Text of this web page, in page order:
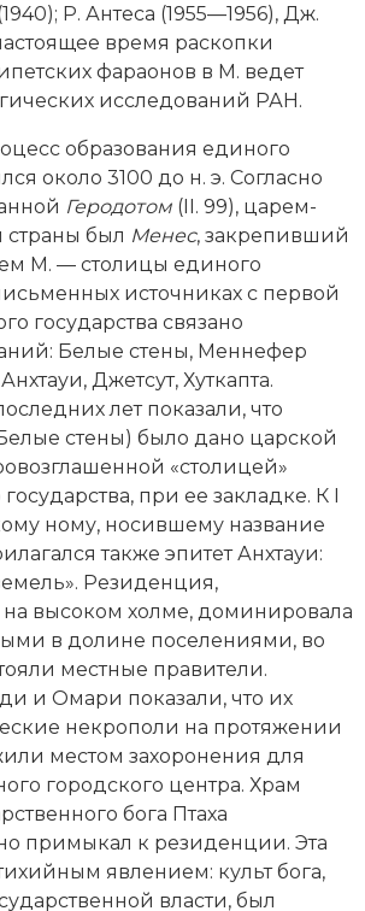
объединения и организации
движения
история
дисциплины
Р. Антеса (1955—1956), Дж.
время раскопки
фараонов в М. ведет
исследований РАН.
образования единого
около 3100 до н. э. Согласно
Геродотом (II. 99), царем-
был Менес, закрепивший
М. — столицы единого
источниках с первой
государства связано
Белые стены, Меннефер
Джетсут, Хуткапта.
лет показали, что
стены) было дано царской
«столицей»
при ее закладке. К I
ному, носившему название
также эпитет Анхтауи:
Резиденция,
высоком холме, доминировала
в долине поселениями, во
местные правители.
и Омари показали, что их
некрополи на протяжении
местом захоронения для
городского центра. Храм
бога Птаха
примыкал к резиденции. Эта
явлением: культ бога,
власти, был